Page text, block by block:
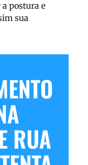
postura e
sua
RUA